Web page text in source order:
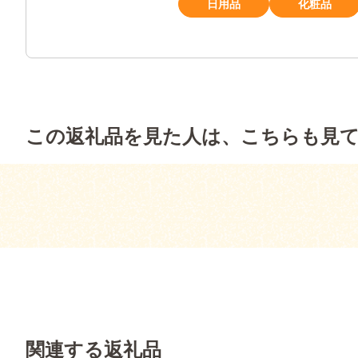
日用品 化粧品
この返礼品を見た人は、こちらも見
関連する返礼品